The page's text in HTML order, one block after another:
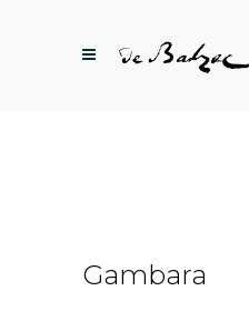
Gambara